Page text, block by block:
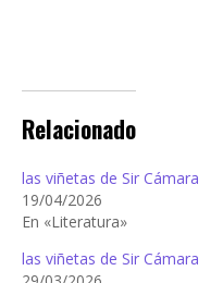
Relacionado
las viñetas de Sir Cámara
19/04/2026
En «Literatura»
las viñetas de Sir Cámara